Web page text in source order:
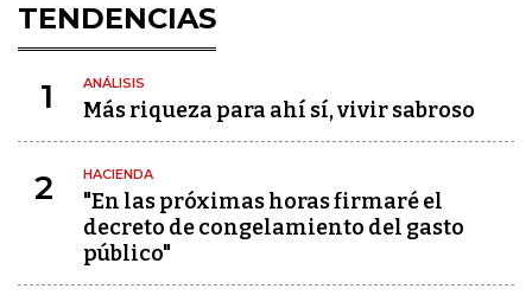
TENDENCIAS
1 ANÁLISIS
Más riqueza para ahí sí, vivir sabroso
2 HACIENDA
"En las próximas horas firmaré el
decreto de congelamiento del gasto
público"